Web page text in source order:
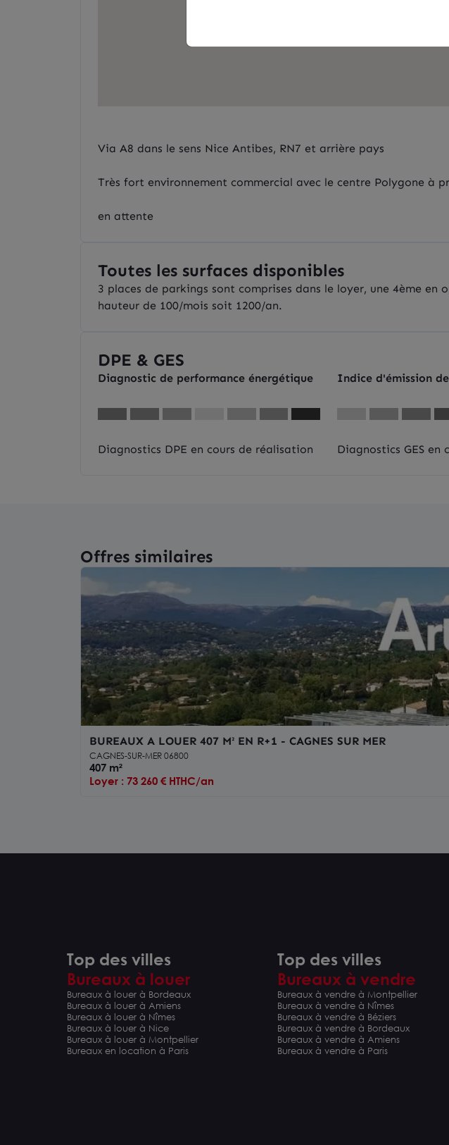
Via A8 dans le sens Nice Antibes, RN7 et arrière pays
Très fort environnement commercial avec le centre Polygone à
en attente
Toutes les surfaces disponibles
3 places de parkings sont comprises dans le loyer, une 4ème en
hauteur de 100/mois soit 1200/an.
DPE & GES
Diagnostic de performance énergétique
Diagnostics DPE en cours de réalisation
Indice d'émission
Diagnostics GES en
Offres similaires
BUREAUX A LOUER 407 M² EN R+1 - CAGNES SUR MER
CAGNES-SUR-MER 06800
407 m²
Loyer : 73 260 € HTHC/an
Top des villes
Bureaux à louer
Bureaux à louer à Bordeaux
Bureaux à louer à Amiens
Bureaux à louer à Nîmes
Bureaux à louer à Nice
Bureaux à louer à Montpellier
Bureaux en location à Paris
Top des villes
Bureaux à vendre
Bureaux à vendre à Montpellier
Bureaux à vendre à Nîmes
Bureaux à vendre à Béziers
Bureaux à vendre à Bordeaux
Bureaux à vendre à Amiens
Bureaux à vendre à Paris